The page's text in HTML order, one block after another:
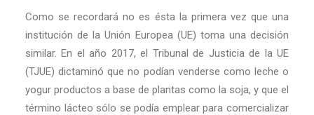
Como se recordará no es ésta la primera vez que una
institución de la Unión Europea (UE) toma una decisión
similar. En el año 2017, el Tribunal de Justicia de la UE
(TJUE) dictaminó que no podían venderse como leche o
yogur productos a base de plantas como la soja, y que el
tér­mino lácteo sólo se podía emplear para comercializar